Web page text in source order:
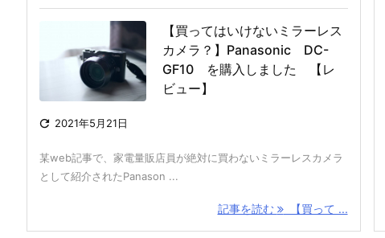
【買ってはいけないミラーレス
カメラ？】Panasonic DC-
GF10 を購入しました 【レ
ビュー】
 2021年5月21日
某web記事で、家電量販店員が絶対に買わないミラーレスカメラ
として紹介されたPanason ...
記事を読む 【買って ...